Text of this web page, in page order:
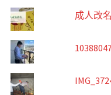
成人改